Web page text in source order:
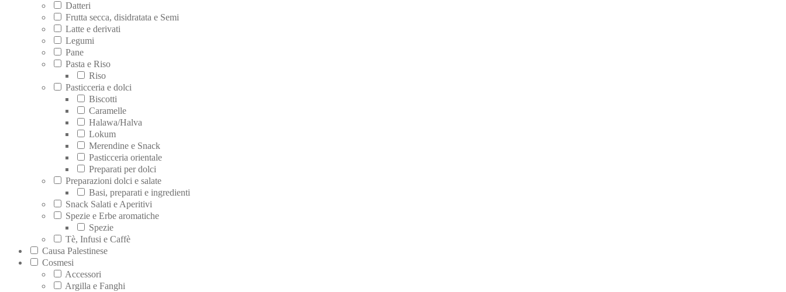
Datteri
Frutta secca, disidratata e Semi
Latte e derivati
Legumi
Pane
Pasta e Riso
Riso
Pasticceria e dolci
Biscotti
Caramelle
Halawa/Halva
Lokum
Merendine e Snack
Pasticceria orientale
Preparati per dolci
Preparazioni dolci e salate
Basi, preparati e ingredienti
Snack Salati e Aperitivi
Spezie e Erbe aromatiche
Spezie
Tè, Infusi e Caffè
Causa Palestinese
Cosmesi
Accessori
Argilla e Fanghi